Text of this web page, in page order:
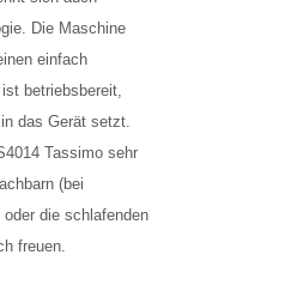
Die Maschine
einfach
betriebsbereit,
das Gerät setzt.
Tassimo sehr
(bei
oder die schlafenden
freuen.